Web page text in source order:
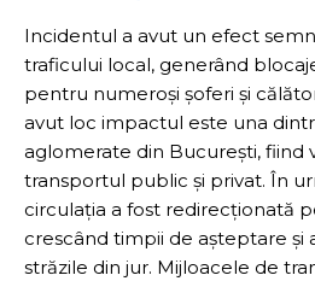
Incidentul a avut un efect
traficului local, generând
pentru numeroși șoferi și
avut loc impactul este una
aglomerate din București, fiind
transportul public și privat. În
circulația a fost redirecționată
crescând timpii de așteptare și
străzile din jur. Mijloacele de